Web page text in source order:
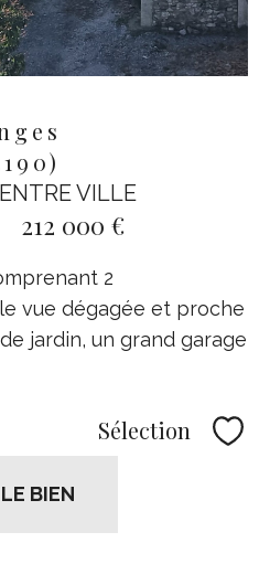
VILLE
212 000 €
2
vue dégagée et proche
jardin, un grand garage
Sélection
BIEN